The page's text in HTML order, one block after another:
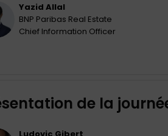
Yazid Allal
BNP Paribas Real Estate
Chief Information Officer
de la